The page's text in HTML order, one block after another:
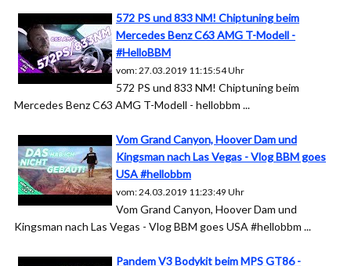
572 PS und 833 NM! Chiptuning beim
Mercedes Benz C63 AMG T-Modell -
#HelloBBM
vom: 27.03.2019 11:15:54 Uhr
572 PS und 833 NM! Chiptuning beim
Mercedes Benz C63 AMG T-Modell - hellobbm ...
Vom Grand Canyon, Hoover Dam und
Kingsman nach Las Vegas - Vlog BBM goes
USA #hellobbm
vom: 24.03.2019 11:23:49 Uhr
Vom Grand Canyon, Hoover Dam und
Kingsman nach Las Vegas - Vlog BBM goes USA #hellobbm ...
Pandem V3 Bodykit beim MPS GT86 -